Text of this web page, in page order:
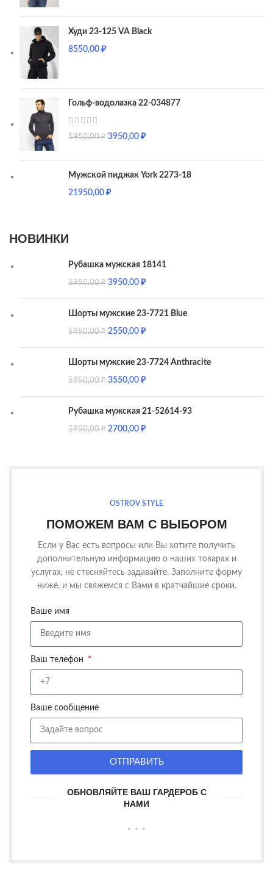
Худи 23-125 VA Black
8550,00₽
Гольф-водолазка 22-034877
5950,00₽ 3950,00₽
Мужской пиджак York 2273-18
21950,00₽
НОВИНКИ
Рубашка мужская 18141
5950,00₽ 3950,00₽
Шорты мужские 23-7721 Blue
5950,00₽ 2550,00₽
Шорты мужские 23-7724 Anthracite
5950,00₽ 3550,00₽
Рубашка мужская 21-52614-93
5950,00₽ 2700,00₽
OSTROV STYLE
ПОМОЖЕМ ВАМ С ВЫБОРОМ
Если у Вас есть вопросы или Вы хотите получить
дополнительную информацию о наших товарах и
услугах, не стесняйтесь задавайте. Заполните форму
ниже, и мы свяжемся с Вами в кратчайшие сроки.
Ваше имя
Ваш телефон
Ваше сообщение
ОТПРАВИТЬ
ОБНОВЛЯЙТЕ ВАШ ГАРДЕРОБ С
НАМИ